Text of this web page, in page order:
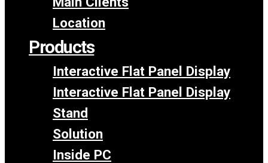
Location
Products
Interactive Flat Panel Display
Interactive Flat Panel Display
Stand
Solution
Inside PC